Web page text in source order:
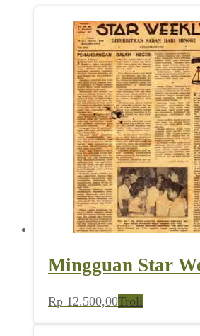
Mingguan Star
Rp 12.500,00Troli